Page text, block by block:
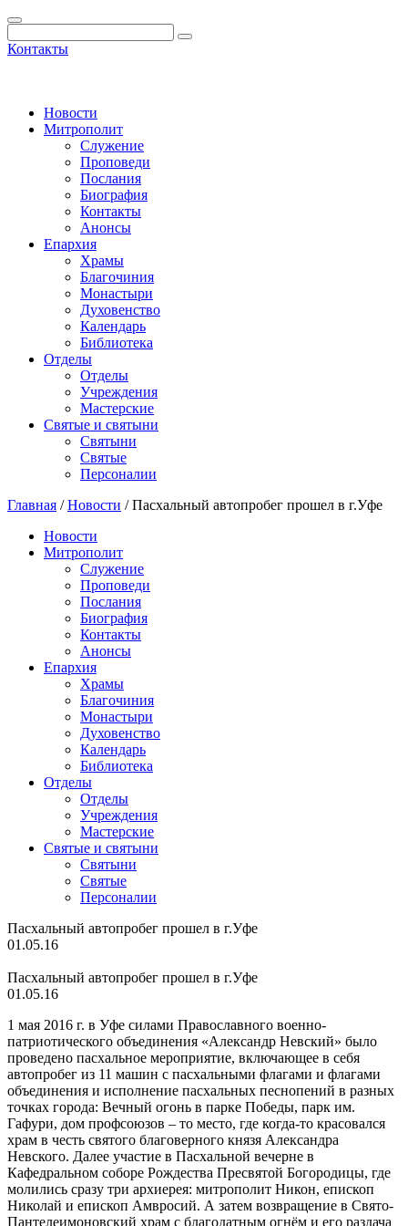
Контакты
Новости
Митрополит
Служение
Проповеди
Послания
Биография
Контакты
Анонсы
Епархия
Храмы
Благочиния
Монастыри
Духовенство
Календарь
Библиотека
Отделы
Отделы
Учреждения
Мастерские
Святые и святыни
Cвятыни
Cвятые
Персоналии
Главная /Новости /Пасхальный автопробег прошел в г.Уфе
Новости
Митрополит
Служение
Проповеди
Послания
Биография
Контакты
Анонсы
Епархия
Храмы
Благочиния
Монастыри
Духовенство
Календарь
Библиотека
Отделы
Отделы
Учреждения
Мастерские
Святые и святыни
Cвятыни
Cвятые
Персоналии
Пасхальный автопробег прошел в г.Уфе
01.05.16
Пасхальный автопробег прошел в г.Уфе
01.05.16
1 мая 2016 г. в Уфе силами Православного военно-
патриотического объединения «Александр Невский» было
проведено пасхальное мероприятие, включающее в себя
автопробег из 11 машин с пасхальными флагами и флагами
объединения и исполнение пасхальных песнопений в разных
точках города: Вечный огонь в парке Победы, парк им.
Гафури, дом профсоюзов – то место, где когда-то красовался
храм в честь святого благоверного князя Александра
Невского. Далее участие в Пасхальной вечерне в
Кафедральном соборе Рождества Пресвятой Богородицы, где
молились сразу три архиерея: митрополит Никон, епископ
Николай и епископ Амвросий. А затем возвращение в Свято-
Пантелеимоновский храм с благодатным огнём и его раздача